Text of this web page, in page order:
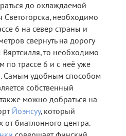
до охлаждаемой
необходимо
6 на север страны и
свернуть на дорогу
то необходимо
по трассе 6 и с неё уже
Самым удобным способом
собственный
можно добраться на
Йоэнсуу, который
от биатлонного центра.